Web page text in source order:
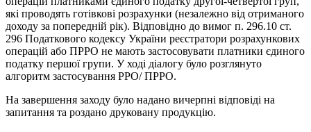
які проводять готівкові розрахунки (незалежно від отриманого
доходу за попередній рік). Відповідно до вимог п. 296.10 ст.
296 Податкового кодексу України реєстратори розрахункових
операцій або ПРРО не мають застосовувати платники єдиного
податку першої групи. У ході діалогу було розглянуто
алгоритм застосування РРО/ ПРРО.
На завершення заходу було надано вичерпні відповіді на
запитання та роздано друковану продукцію.